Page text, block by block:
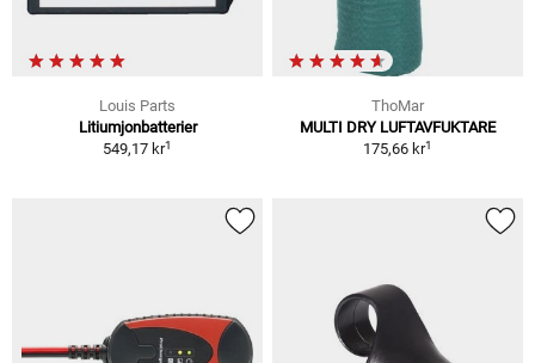
Louis Parts
Litiumjonbatterier
549,17 kr1
ThoMar
MULTI DRY LUFTAVFUKTARE
175,66 kr1